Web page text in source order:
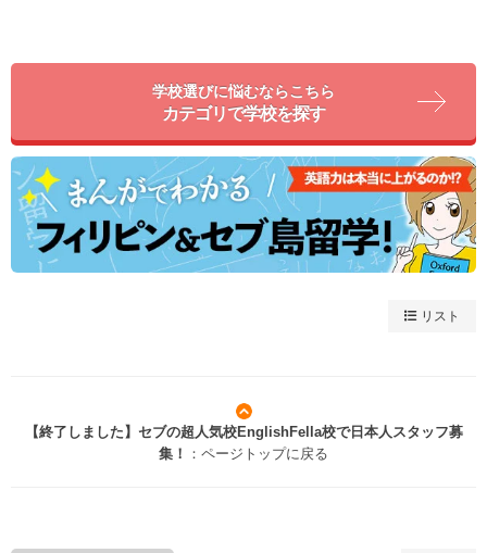
学校選びに悩むならこちら
カテゴリで学校を探す
リスト
【終了しました】セブの超人気校EnglishFella校で日本人スタッフ募
集！
：ページトップに戻る